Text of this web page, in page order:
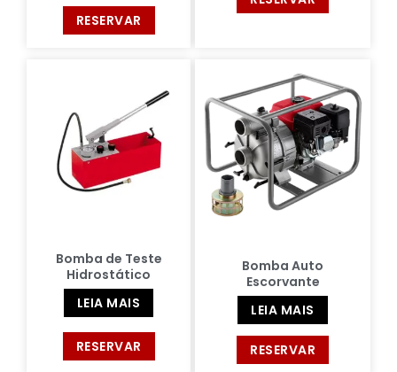
RESERVAR
Bomba de Teste
Hidrostático
LEIA MAIS
RESERVAR
Bomba Auto
Escorvante
LEIA MAIS
RESERVAR